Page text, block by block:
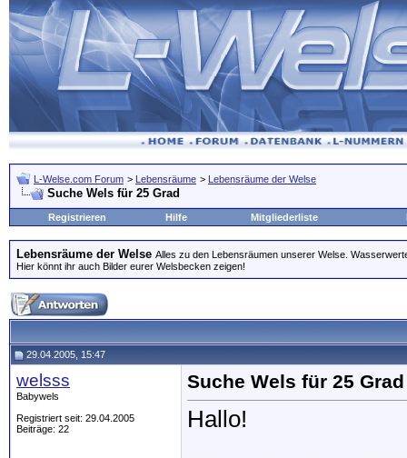
L-Welse.com Forum > Lebensräume > Lebensräume der Welse
Suche Wels für 25 Grad
Registrieren Hilfe Mitgliederliste
Lebensräume der Welse Alles zu den Lebensräumen unserer Welse.
Hier könnt ihr auch Bilder eurer Welsbecken zeigen!
29.04.2005, 15:47
welsss
Babywels
Registriert seit: 29.04.2005
Beiträge: 22
Suche Wels für 25 Grad
Hallo!